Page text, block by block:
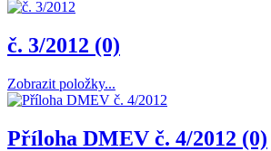
č. 3/2012 (0)
Zobrazit položky...
Příloha DMEV č. 4/2012 (0)